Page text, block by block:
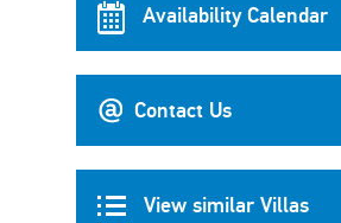
Availability Calendar
Contact Us
View similar Villas